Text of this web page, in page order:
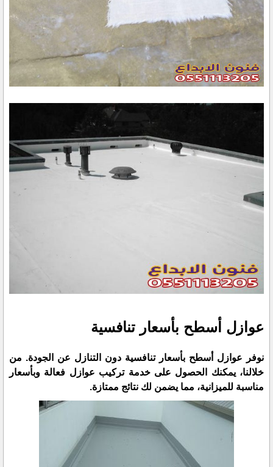
عوازل أسطح بأسعار تنافسية
نوفر عوازل أسطح بأسعار تنافسية دون التنازل عن الجودة. من
خلالنا، يمكنك الحصول على خدمة تركيب عوازل فعالة وبأسعار
مناسبة للميزانية، مما يضمن لك نتائج ممتازة.